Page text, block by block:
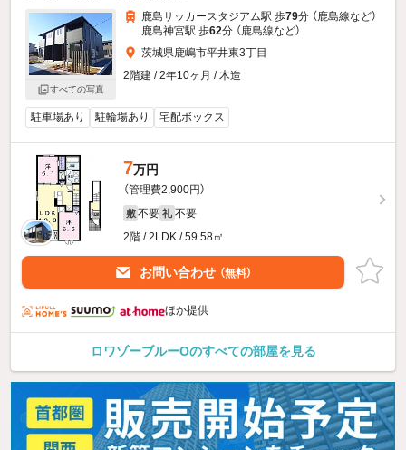
すべての写真
鹿島サッカースタジアム駅 歩79分 （鹿島線など）
鹿島神宮駅 歩62分 （鹿島線など）
茨城県鹿嶋市平井東3丁目
2階建 / 2年10ヶ月 / 木造
駐車場あり 駐輪場あり 宅配ボックス
7万円
（管理費2,900円）
敷 不要 礼 不要
2階 / 2LDK / 59.58㎡
お問い合わせ （無料）
ほか提供
ロワゾーブルーOのすべての部屋を見る